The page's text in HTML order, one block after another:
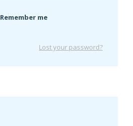
Remember me
Lost your password?